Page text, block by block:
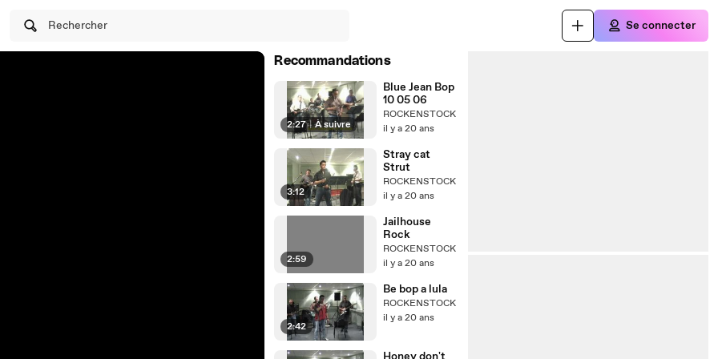
Rechercher Se connecter
Recommandations
2:27 | À suivre
Blue Jean Bop
10 05 06
ROCKENSTOCK
il y a 20 ans
3:12
Stray cat
Strut
ROCKENSTOCK
il y a 20 ans
2:59
Jailhouse
Rock
ROCKENSTOCK
il y a 20 ans
2:42
Be bop a lula
ROCKENSTOCK
il y a 20 ans